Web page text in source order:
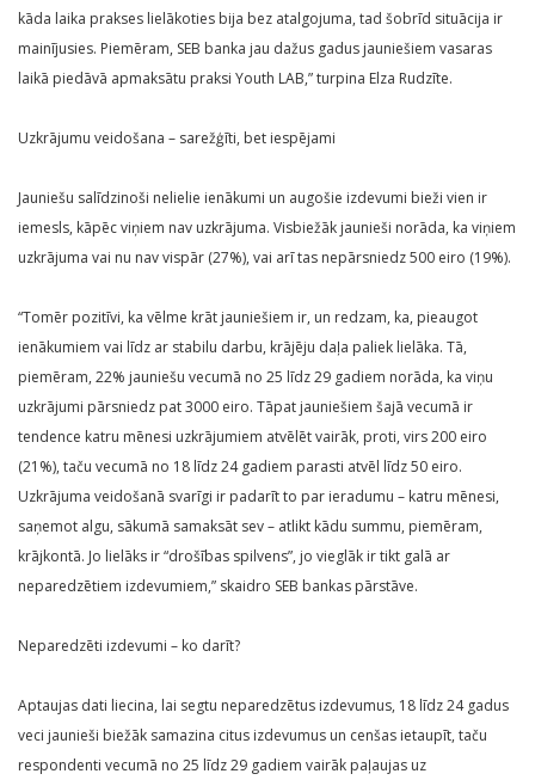
kāda laika prakses lielākoties bija bez atalgojuma, tad šobrīd situācija ir
mainījusies. Piemēram, SEB banka jau dažus gadus jauniešiem vasaras
laikā piedāvā apmaksātu praksi Youth LAB,” turpina Elza Rudzīte.
Uzkrājumu veidošana – sarežģīti, bet iespējami
Jauniešu salīdzinoši nelielie ienākumi un augošie izdevumi bieži vien ir
iemesls, kāpēc viņiem nav uzkrājuma. Visbiežāk jaunieši norāda, ka viņiem
uzkrājuma vai nu nav vispār (27%), vai arī tas nepārsniedz 500 eiro (19%).
“Tomēr pozitīvi, ka vēlme krāt jauniešiem ir, un redzam, ka, pieaugot
ienākumiem vai līdz ar stabilu darbu, krājēju daļa paliek lielāka. Tā,
piemēram, 22% jauniešu vecumā no 25 līdz 29 gadiem norāda, ka viņu
uzkrājumi pārsniedz pat 3000 eiro. Tāpat jauniešiem šajā vecumā ir
tendence katru mēnesi uzkrājumiem atvēlēt vairāk, proti, virs 200 eiro
(21%), taču vecumā no 18 līdz 24 gadiem parasti atvēl līdz 50 eiro.
Uzkrājuma veidošanā svarīgi ir padarīt to par ieradumu – katru mēnesi,
saņemot algu, sākumā samaksāt sev – atlikt kādu summu, piemēram,
krājkontā. Jo lielāks ir “drošības spilvens”, jo vieglāk ir tikt galā ar
neparedzētiem izdevumiem,” skaidro SEB bankas pārstāve.
Neparedzēti izdevumi – ko darīt?
Aptaujas dati liecina, lai segtu neparedzētus izdevumus, 18 līdz 24 gadus
veci jaunieši biežāk samazina citus izdevumus un cenšas ietaupīt, taču
respondenti vecumā no 25 līdz 29 gadiem vairāk paļaujas uz